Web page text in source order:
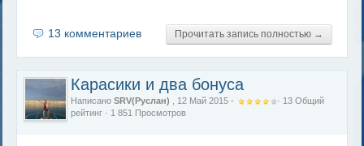
Прочитать запись полностью →
13 комментариев
Карасики и два бонуса
НаписаноSRV(Руслан) , 12 Май 2015 - · 13 Общий
рейтинг · 1 851 Просмотров